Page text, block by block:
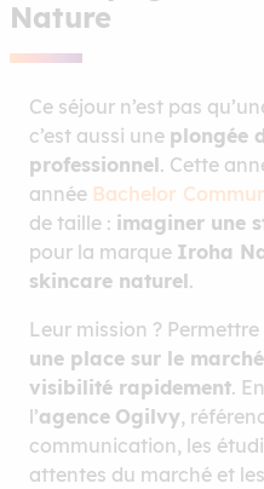
Nature
Ce séjour n’est pas
c’est aussi une plongée
professionnel. Cette
année Bachelor
de taille : imaginer une
pour la marque Iroha
skincare naturel.
Leur mission ?
une place sur le
visibilité rapidement.
l’agence Ogilvy,
communication, les
attentes du marché et